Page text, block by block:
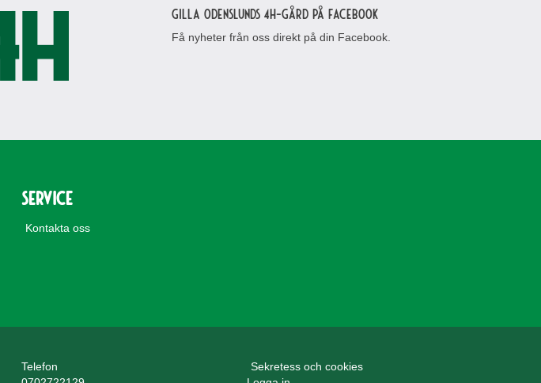
Gilla Odenslunds 4H-gård på Facebook
Få nyheter från oss direkt på din Facebook.
Service
Kontakta oss
Telefon
Sekretess och cookies